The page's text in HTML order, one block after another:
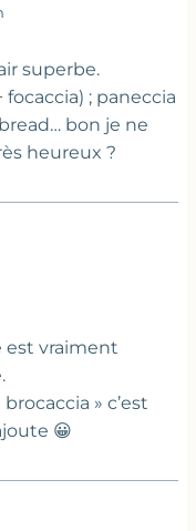
superbe.
; paneccia
bon je ne
heureux ?
est vraiment
» c’est
😀